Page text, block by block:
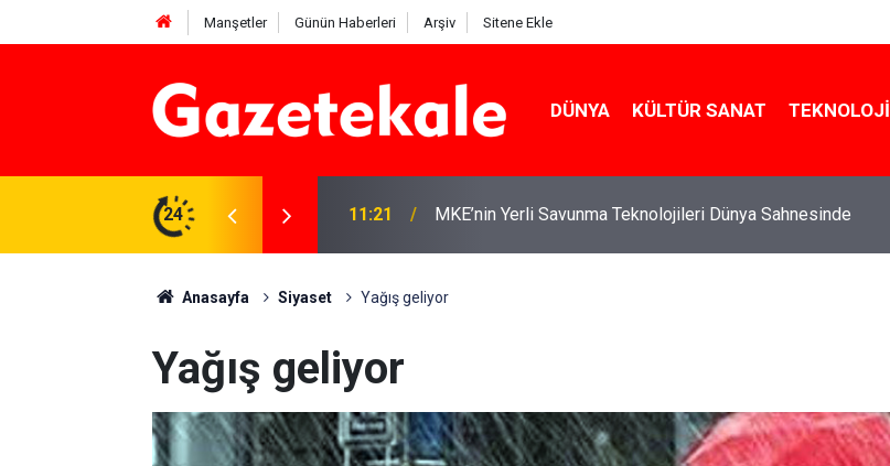
Manşetler Günün Haberleri Arşiv Sitene Ekle
DÜNYA KÜLTÜR SANAT TEKNOLOJI
24 11:21 MKE’nin Yerli Savunma Teknolojileri Dünya Sahnesinde
Anasayfa Siyaset Yağış geliyor
Yağış geliyor